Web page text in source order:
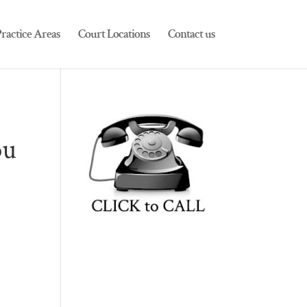
Areas Court Locations Contact us